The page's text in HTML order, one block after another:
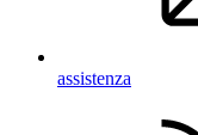
assistenza